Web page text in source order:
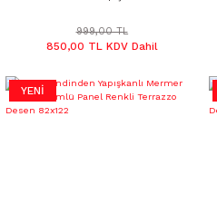
82x122
999,00 TL
850,00 TL KDV Dahil
YENİ